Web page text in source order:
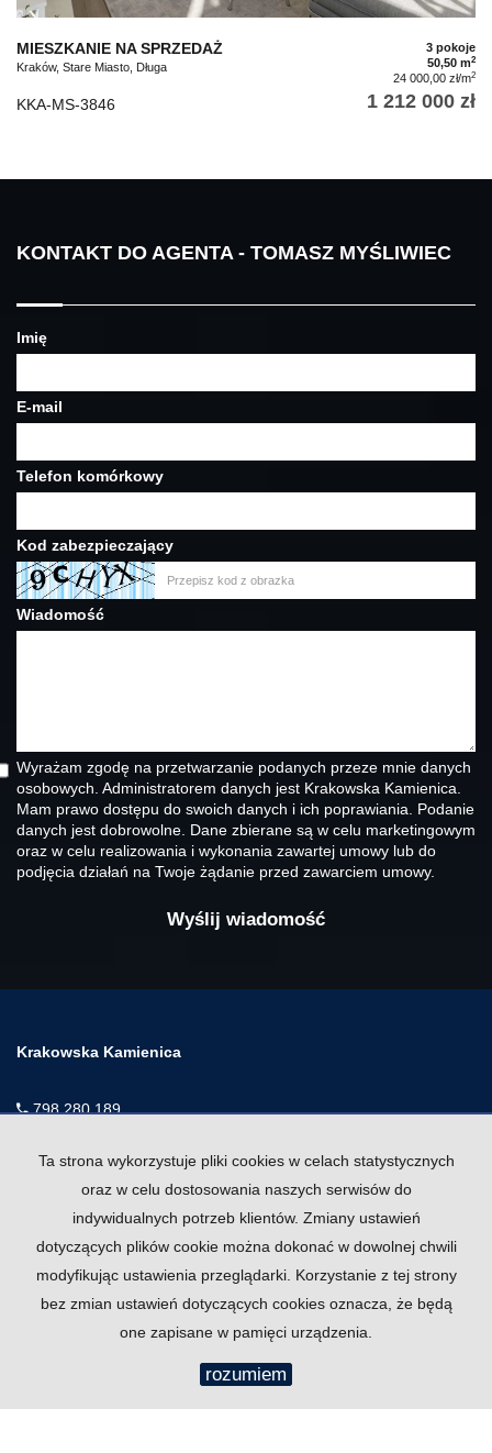
MIESZKANIE NA SPRZEDAŻ
Kraków, Stare Miasto, Długa
3 pokoje
50,50 m2
24 000,00 zł/m2
KKA-MS-3846 1 212 000 zł
KONTAKT DO AGENTA - TOMASZ MYŚLIWIEC
Imię
E-mail
Telefon komórkowy
Kod zabezpieczający
Wiadomość
Wyrażam zgodę na przetwarzanie podanych przeze mnie danych
osobowych. Administratorem danych jest Krakowska Kamienica.
Mam prawo dostępu do swoich danych i ich poprawiania. Podanie
danych jest dobrowolne. Dane zbierane są w celu marketingowym
oraz w celu realizowania i wykonania zawartej umowy lub do
podjęcia działań na Twoje żądanie przed zawarciem umowy.
Krakowska Kamienica
798 280 189
na wynajem
na wynajem
na wynajem
Ta strona wykorzystuje pliki cookies w celach statystycznych
oraz w celu dostosowania naszych serwisów do
indywidualnych potrzeb klientów. Zmiany ustawień
dotyczących plików cookie można dokonać w dowolnej chwili
modyfikując ustawienia przeglądarki. Korzystanie z tej strony
bez zmian ustawień dotyczących cookies oznacza, że będą
one zapisane w pamięci urządzenia.
rozumiem